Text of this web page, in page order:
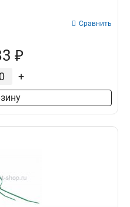
Сравнить
₽
+